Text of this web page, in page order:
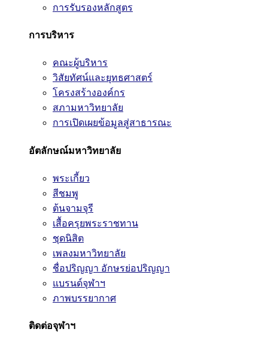
การรับรองหลักสูตร
การบริหาร
คณะผู้บริหาร
วิสัยทัศน์และยุทธศาสตร์
โครงสร้างองค์กร
สภามหาวิทยาลัย
การเปิดเผยข้อมูลสู่สาธารณะ
อัตลักษณ์มหาวิทยาลัย
พระเกี้ยว
สีชมพู
ต้นจามจุรี
เสื้อครุยพระราชทาน
ชุดนิสิต
เพลงมหาวิทยาลัย
ชื่อปริญญา อักษรย่อปริญญา
แบรนด์จุฬาฯ
ภาพบรรยากาศ
ติดต่อจุฬาฯ